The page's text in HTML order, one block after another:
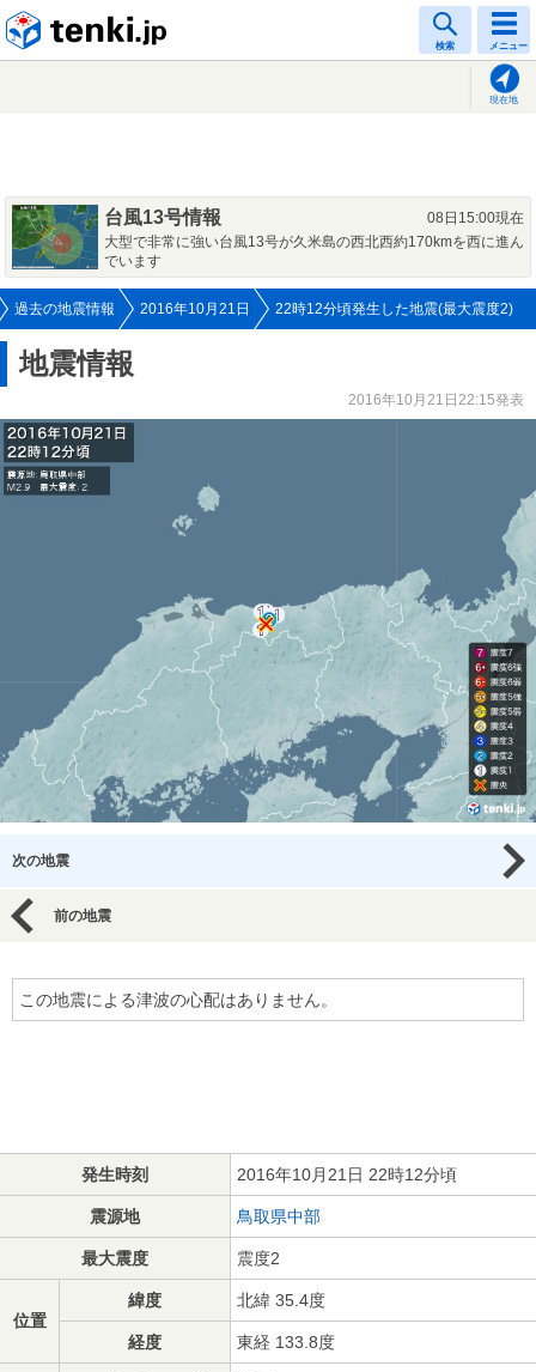
検索 メニュー
現在地
台風13号情報
08日15:00現在
大型で非常に強い台風13号が久米島の西北西約170kmを西に進ん
でいます
過去の地震情報 2016年10月21日 22時12分頃発生した地震(最大震度2)
地震情報
2016年10月21日22:15発表
次の地震
前の地震
この地震による津波の心配はありません。
発生時刻 2016年10月21日 22時12分頃
震源地 鳥取県中部
最大震度 震度2
位置
緯度 北緯 35.4度
経度 東経 133.8度